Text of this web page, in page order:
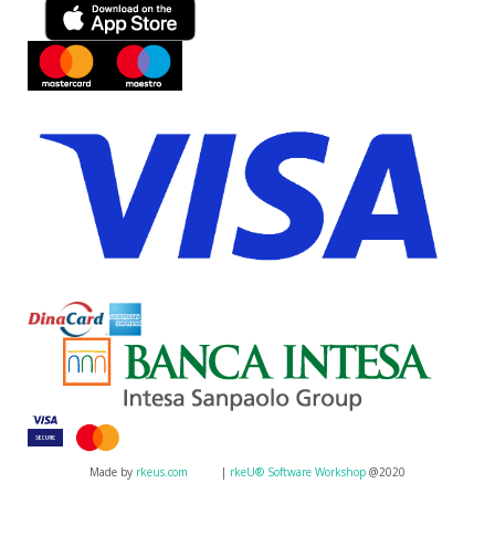
Made by rkeus.com | rkeU® Software Workshop @2020